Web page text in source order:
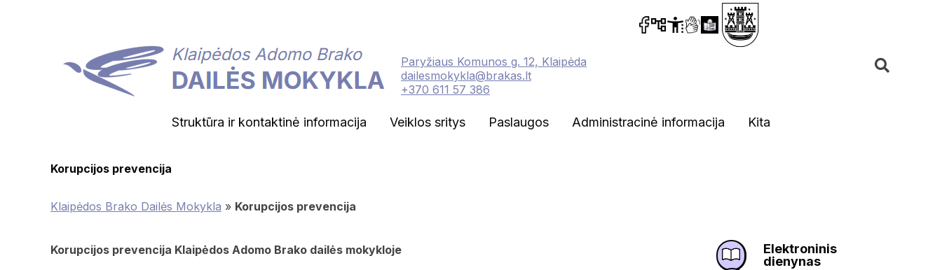
Paryžiaus Komunos g. 12, Klaipėda
dailesmokykla@brakas.lt
+370 611 57 386
Struktūra ir kontaktinė informacija Veiklos sritys Paslaugos Administracinė informacija Kita
Korupcijos prevencija
Klaipėdos Brako Dailės Mokykla » Korupcijos prevencija
Korupcijos prevencija Klaipėdos Adomo Brako dailės mokykloje
Elektroninis
dienynas